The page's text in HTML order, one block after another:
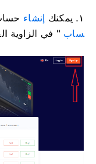
١. يمكنك إنشاء
ساب " في الزاوية